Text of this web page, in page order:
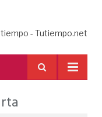
tiempo - Tutiempo.net